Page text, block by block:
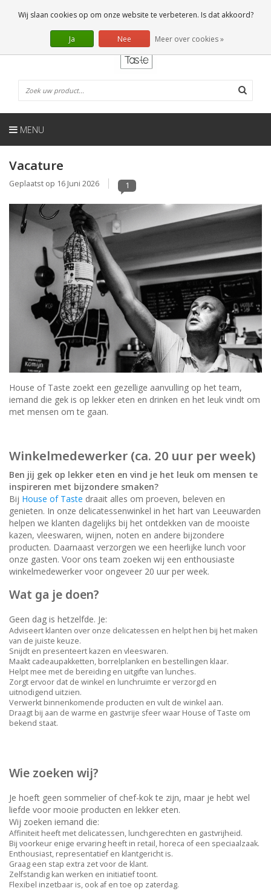
0 Artikelen
NL
MENU
Vacature
Geplaatst op 16 Juni 2026 1
House of Taste zoekt een gezellige aanvulling op het team,
iemand die gek is op lekker eten en drinken en het leuk vindt om
met mensen om te gaan.
Winkelmedewerker (ca. 20 uur per week)
Ben jij gek op lekker eten en vind je het leuk om mensen te
inspireren met bijzondere smaken?
Bij House of Taste draait alles om proeven, beleven en
genieten. In onze delicatessenwinkel in het hart van Leeuwarden
helpen we klanten dagelijks bij het ontdekken van de mooiste
kazen, vleeswaren, wijnen, noten en andere bijzondere
producten. Daarnaast verzorgen we een heerlijke lunch voor
onze gasten. Voor ons team zoeken wij een enthousiaste
winkelmedewerker voor ongeveer 20 uur per week.
Wat ga je doen?
Geen dag is hetzelfde. Je:
Adviseert klanten over onze delicatessen en helpt hen bij het maken
van de juiste keuze.
Snijdt en presenteert kazen en vleeswaren.
Maakt cadeaupakketten, borrelplanken en bestellingen klaar.
Helpt mee met de bereiding en uitgifte van lunches.
Zorgt ervoor dat de winkel en lunchruimte er verzorgd en
uitnodigend uitzien.
Verwerkt binnenkomende producten en vult de winkel aan.
Draagt bij aan de warme en gastvrije sfeer waar House of Taste om
bekend staat.
Wie zoeken wij?
Je hoeft geen sommelier of chef-kok te zijn, maar je hebt wel
liefde voor mooie producten en lekker eten.
Wij zoeken iemand die:
Affiniteit heeft met delicatessen, lunchgerechten en gastvrijheid.
Bij voorkeur enige ervaring heeft in retail, horeca of een speciaalzaak.
Enthousiast, representatief en klantgericht is.
Graag een stap extra zet voor de klant.
Zelfstandig kan werken en initiatief toont.
Flexibel inzetbaar is, ook af en toe op zaterdag.
Wij slaan cookies op om onze website te verbeteren. Is dat akkoord?
Ja Nee Meer over cookies »